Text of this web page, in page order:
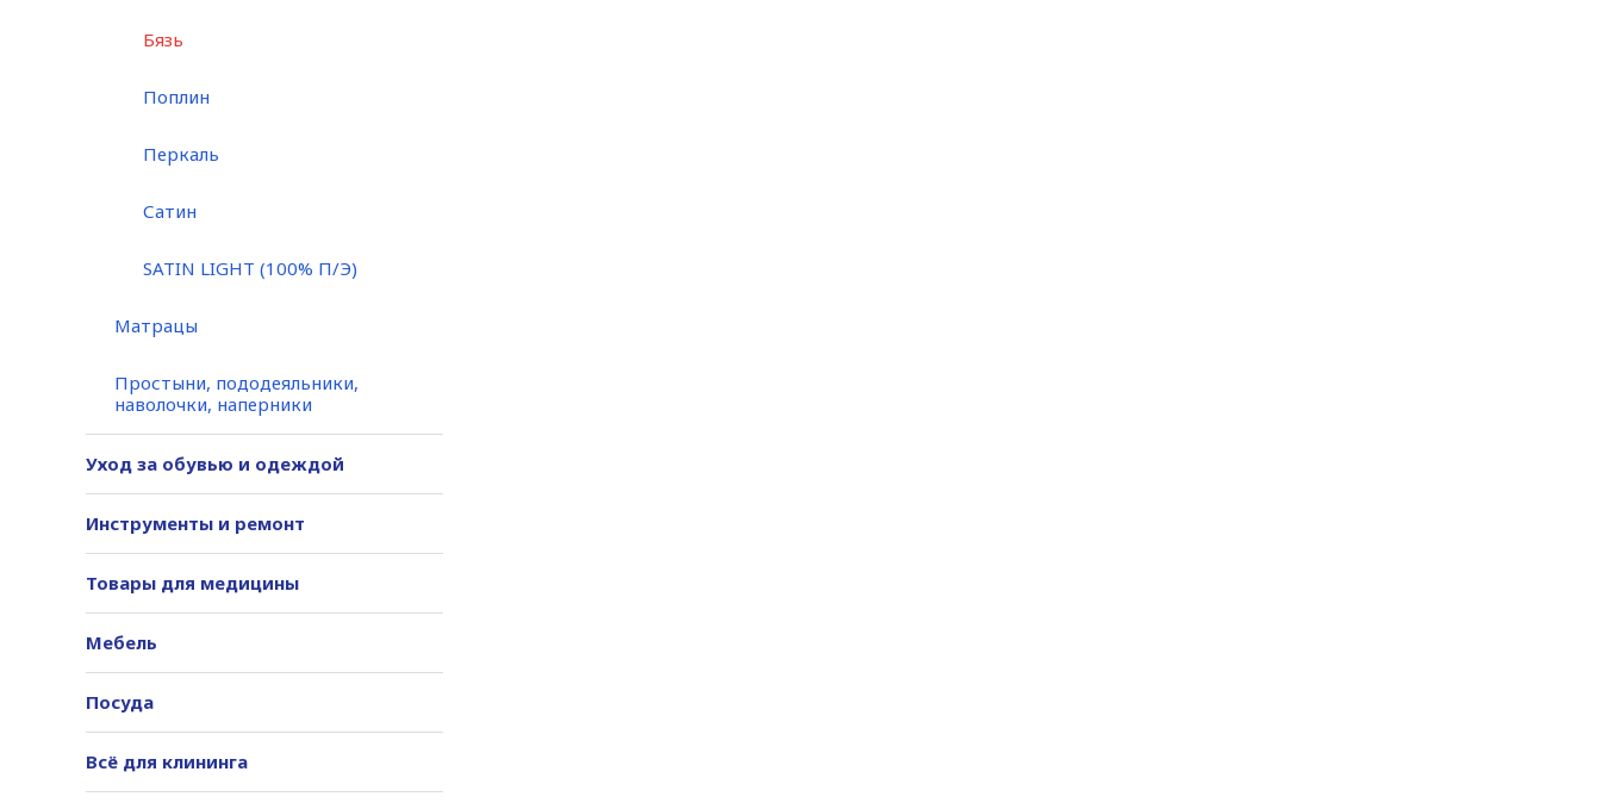
Бязь
Поплин
Перкаль
Сатин
SATIN LIGHT (100% П/Э)
Матрацы
Простыни, пододеяльники,
наволочки, наперники
Уход за обувью и одеждой
Инструменты и ремонт
Товары для медицины
Мебель
Посуда
Всё для клининга